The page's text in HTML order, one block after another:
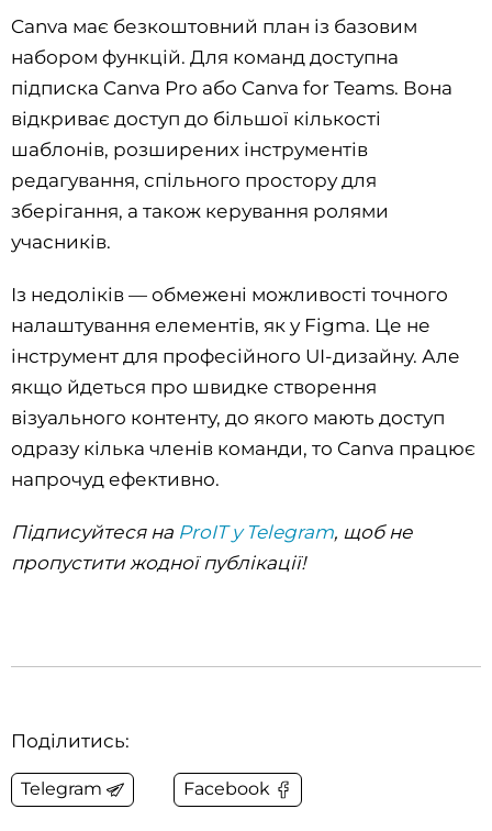
Canva має безкоштовний план із базовим
набором функцій. Для команд доступна
підписка Canva Pro або Canva for Teams. Вона
відкриває доступ до більшої кількості
шаблонів, розширених інструментів
редагування, спільного простору для
зберігання, а також керування ролями
учасників.
Із недоліків — обмежені можливості точного
налаштування елементів, як у Figma. Це не
інструмент для професійного UI-дизайну. Але
якщо йдеться про швидке створення
візуального контенту, до якого мають доступ
одразу кілька членів команди, то Canva працює
напрочуд ефективно.
Підписуйтеся на ProIT у Telegram, щоб не
пропустити жодної публікації!
Поділитись:
Telegram Facebook